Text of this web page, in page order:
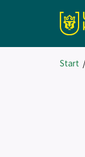
Start /